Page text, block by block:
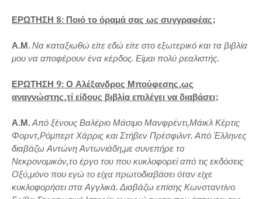
ΕΡΩΤΗΣΗ 8: Ποιό το όραμά σας ως συγγραφέας;
Α.Μ.Να καταξιωθώ είτε εδώ είτε στο εξωτερικό και τα βιβλία
μου να αποφέρουν ένα κέρδος. Είμαι πολύ ρεαλιστής.
ΕΡΩΤΗΣΗ 9: Ο Αλέξανδρος Μπούφεσης,ως
αναγνώστης,τί είδους βιβλία επιλέγει να διαβάσει;
Α.Μ.Από ξένους Βαλέριο Μάσιμο Μανφρέντι,Μάικλ Κέρτις
Φορντ,Ρόμπερτ Χάρρις και Στήβεν Πρέσφιλντ. Από Έλληνες
διαβάζω Αντώνη Αντωνιάδη,με συνεπήρε το
Νεκρονομικόν,το έργο του που κυκλοφορεί από τις εκδόσεις
Οξύ,μόνο που εγώ το είχα πρωτοδιαβάσει όταν είχε
κυκλοφορήσει στα Αγγλικά. Διαβάζω επίσης Κωνσταντίνο